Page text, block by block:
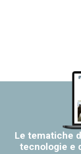
Le tematiche
tecnologie e